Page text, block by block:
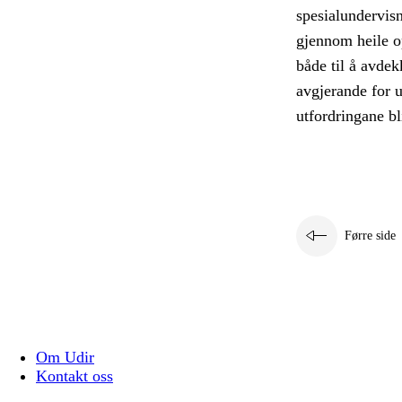
gjennom heile
både til å
avgjerande for
utfordringane
Førre side
Om Udir
Kontakt oss